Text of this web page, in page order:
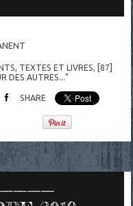
, TEXTES ET LIVRES, [87]
DES AUTRES..."
SHARE